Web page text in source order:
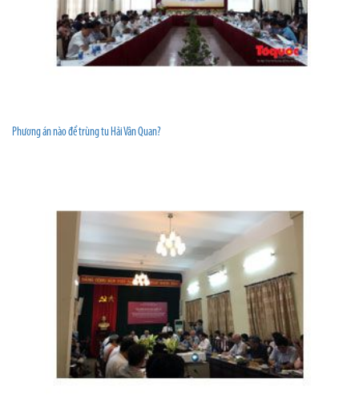
Phương án nào để trùng tu Hải Vân Quan?